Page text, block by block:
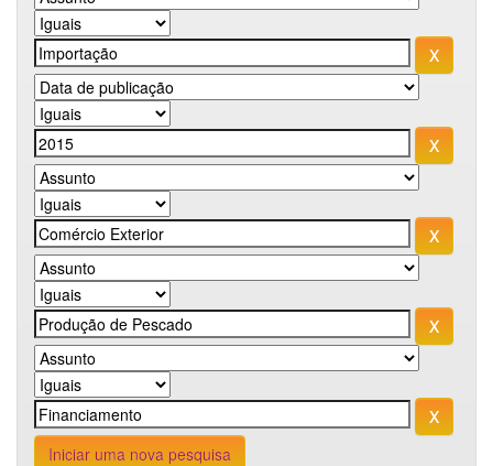
Iniciar uma nova pesquisa